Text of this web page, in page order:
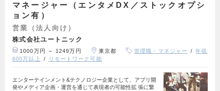
マネージャー（エンタメDX／ストックオプシ
ョン有）
営業（法人向け）
株式会社ユートニック
1000万円 ～ 1249万円 東京都 管理職・マネジャー
年収
600万以上
リモートワーク可能
エンターテインメント&テクノロジー企業として、アプリ開
発やメディア企画・運営を通じて表現者の可能性拡 張に繋